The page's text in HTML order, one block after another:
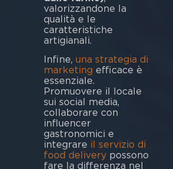
valorizzandone la
qualità e le
caratteristiche
artigianali.
Infine, una strategia di
marketing efficace è
essenziale.
Promuovere il locale
sui social media,
collaborare con
influencer
gastronomici e
integrare il servizio di
food deliverypossono
fare la differenza nel